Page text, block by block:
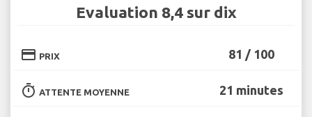
Evaluation 8,4 sur dix
credit_card PRIX 81 / 100
timer ATTENTE MOYENNE 21 minutes